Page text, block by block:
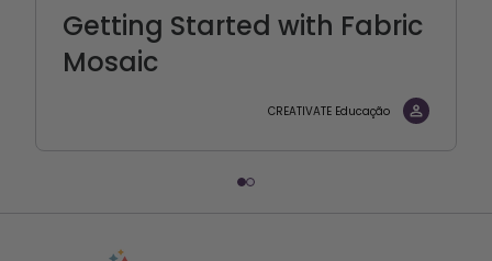
Getting Started with Fabric
Mosaic
CREATIVATE Educação